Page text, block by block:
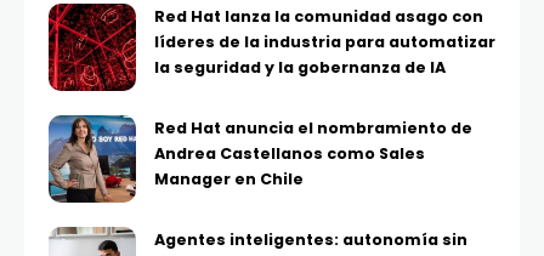
Red Hat lanza la comunidad asago con
líderes de la industria para automatizar
la seguridad y la gobernanza de IA
Red Hat anuncia el nombramiento de
Andrea Castellanos como Sales
Manager en Chile
Agentes inteligentes: autonomía sin